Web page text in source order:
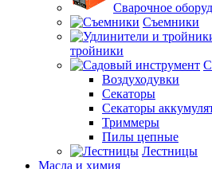
Сварочное
Съемники
тройники
Воздуходувки
Секаторы
Секаторы
Триммеры
Пилы цепные
Лестницы
Масла и химия